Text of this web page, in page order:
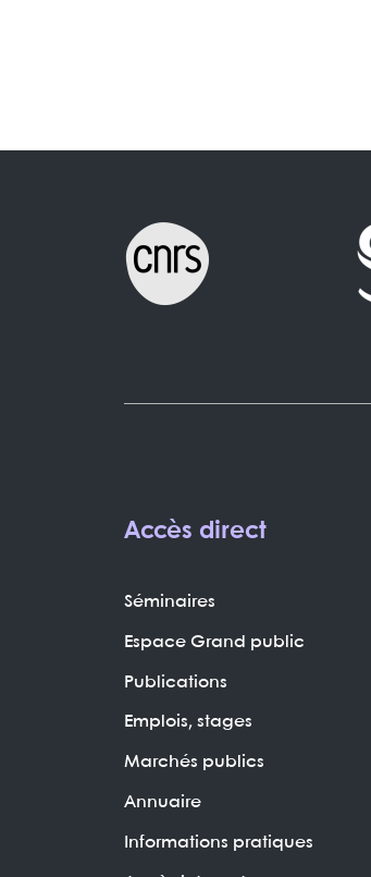
Accès direct
Séminaires
Espace Grand public
Publications
Emplois, stages
Marchés publics
Annuaire
Informations pratiques